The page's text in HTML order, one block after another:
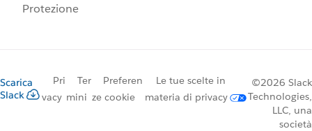
Protezione
Scarica
Slack
Pri
vacy
Ter
mini
Preferen
ze cookie
Le tue scelte in
materia di privacy
©2026 Slack
Technologies,
LLC, una
società